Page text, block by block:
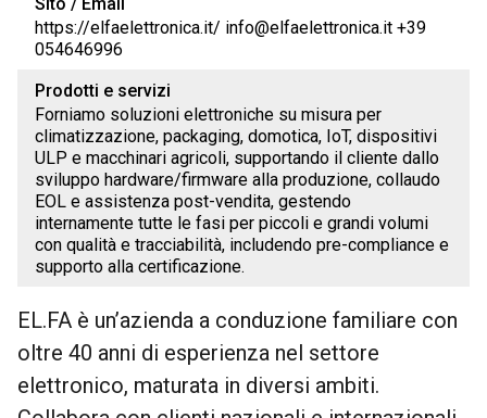
https://elfaelettronica.it/ info@elfaelettronica.it +39
054646996
Prodotti e servizi
Forniamo soluzioni elettroniche su misura per
climatizzazione, packaging, domotica, IoT, dispositivi
ULP e macchinari agricoli, supportando il cliente dallo
sviluppo hardware/firmware alla produzione, collaudo
EOL e assistenza post-vendita, gestendo
internamente tutte le fasi per piccoli e grandi volumi
con qualità e tracciabilità, includendo pre-compliance e
supporto alla certificazione.
EL.FA è un’azienda a conduzione familiare con
oltre 40 anni di esperienza nel settore
elettronico, maturata in diversi ambiti.